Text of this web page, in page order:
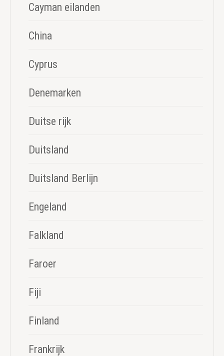
Cayman eilanden
China
Cyprus
Denemarken
Duitse rijk
Duitsland
Duitsland Berlijn
Engeland
Falkland
Faroer
Fiji
Finland
Frankrijk